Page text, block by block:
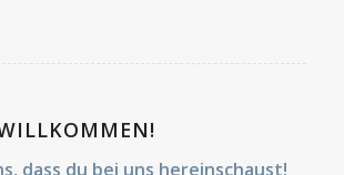
dass du bei uns hereinschaust!